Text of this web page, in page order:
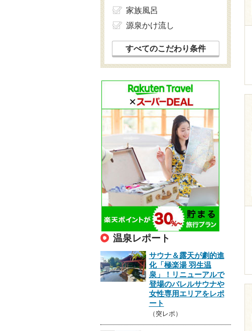
家族風呂
源泉かけ流し
すべてのこだわり条件
温泉レポート
サウナ＆露天が劇的進
化「極楽湯 羽生温
泉」！リニューアルで
登場のバレルサウナや
女性専用エリアをレポ
ート
（突レポ）